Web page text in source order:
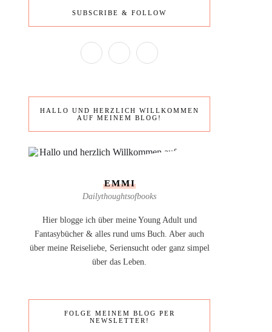
SUBSCRIBE & FOLLOW
HALLO UND HERZLICH WILLKOMMEN
AUF MEINEM BLOG!
EMMI
Dailythoughtsofbooks
Hier blogge ich über meine Young Adult und
Fantasybücher & alles rund ums Buch. Aber auch
über meine Reiseliebe, Seriensucht oder ganz simpel
über das Leben.
FOLGE MEINEM BLOG PER
NEWSLETTER!